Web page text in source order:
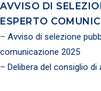
AVVISO DI
ESPERTO
– Avviso di selezione
comunicazione 2025
– Delibera del consiglio